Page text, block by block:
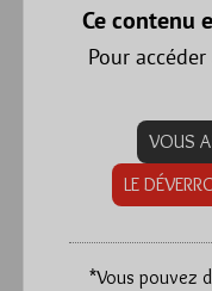
Ce contenu
Pour
VOUS
LE
*Vous pouvez